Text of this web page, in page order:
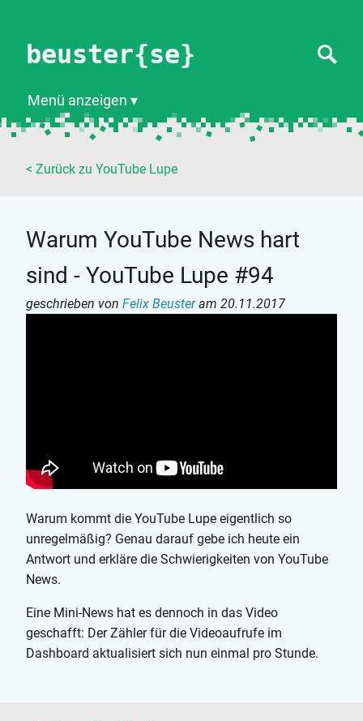
beuster{se}
Menü anzeigen
< Zurück zu YouTube Lupe
Warum YouTube News hart
sind - YouTube Lupe #94
geschrieben von Felix Beusteram 20.11.2017
Warum kommt die YouTube Lupe eigentlich so
unregelmäßig? Genau darauf gebe ich heute ein
Antwort und erkläre die Schwierigkeiten von YouTube
News.
Eine Mini-News hat es dennoch in das Video
geschafft: Der Zähler für die Videoaufrufe im
Dashboard aktualisiert sich nun einmal pro Stunde.